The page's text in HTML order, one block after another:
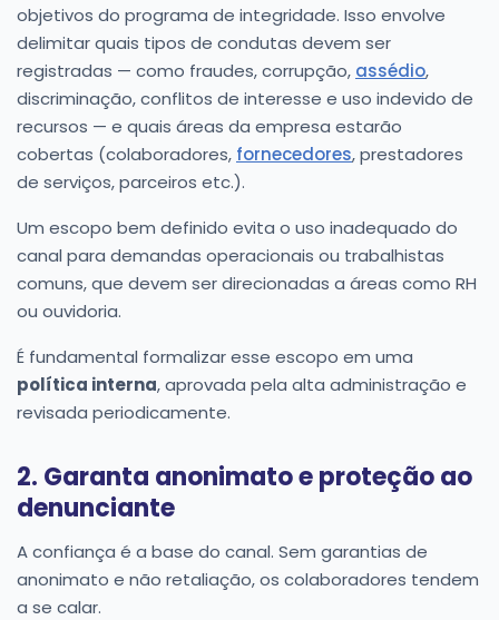
objetivos do programa de integridade. Isso envolve
delimitar quais tipos de condutas devem ser
registradas — como fraudes, corrupção, assédio,
discriminação, conflitos de interesse e uso indevido de
recursos — e quais áreas da empresa estarão
cobertas (colaboradores, fornecedores, prestadores
de serviços, parceiros etc.).
Um escopo bem definido evita o uso inadequado do
canal para demandas operacionais ou trabalhistas
comuns, que devem ser direcionadas a áreas como RH
ou ouvidoria.
É fundamental formalizar esse escopo em uma
política interna, aprovada pela alta administração e
revisada periodicamente.
2. Garanta anonimato e proteção ao
denunciante
A confiança é a base do canal. Sem garantias de
anonimato e não retaliação, os colaboradores tendem
a se calar.